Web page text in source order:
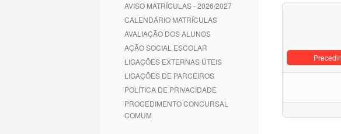
AVISO MATRÍCULAS - 2026/2027
CALENDÁRIO MATRÍCULAS
AVALIAÇÃO DOS ALUNOS
AÇÃO SOCIAL ESCOLAR
LIGAÇÕES EXTERNAS ÚTEIS
LIGAÇÕES DE PARCEIROS
POLÍTICA DE PRIVACIDADE
PROCEDIMENTO CONCURSAL
COMUM